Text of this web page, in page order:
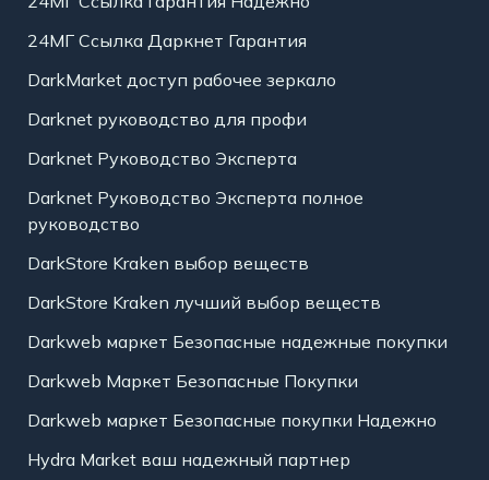
24МГ Ссылка Даркнет Гарантия
DarkMarket доступ рабочее зеркало
Darknet руководство для профи
Darknet Руководство Эксперта
Darknet Руководство Эксперта полное
руководство
DarkStore Kraken выбор веществ
DarkStore Kraken лучший выбор веществ
Darkweb маркет Безопасные надежные покупки
Darkweb Маркет Безопасные Покупки
Darkweb маркет Безопасные покупки Надежно
Hydra Market ваш надежный партнер